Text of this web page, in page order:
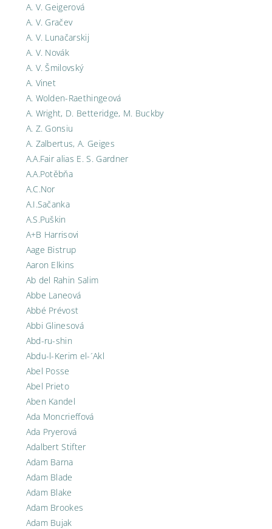
A. V. Geigerová
A. V. Gračev
A. V. Lunačarskij
A. V. Novák
A. V. Šmilovský
A. Vinet
A. Wolden-Raethingeová
A. Wright, D. Betteridge, M. Buckby
A. Z. Gonsiu
A. Zalbertus, A. Geiges
A.A.Fair alias E. S. Gardner
A.A.Potěbňa
A.C.Nor
A.I.Sačanka
A.S.Puškin
A+B Harrisovi
Aage Bistrup
Aaron Elkins
Ab del Rahin Salim
Abbe Laneová
Abbé Prévost
Abbi Glinesová
Abd-ru-shin
Abdu-l-Kerim el-´Akl
Abel Posse
Abel Prieto
Aben Kandel
Ada Moncrieffová
Ada Pryerová
Adalbert Stifter
Adam Barna
Adam Blade
Adam Blake
Adam Brookes
Adam Bujak